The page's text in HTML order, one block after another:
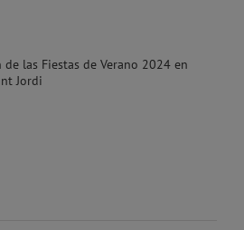
de las Fiestas de Verano 2024 en
Jordi